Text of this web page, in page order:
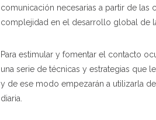
comunicación necesarias a partir de
complejidad en el desarrollo global de
Para estimular y fomentar el contacto
una serie de técnicas y estrategias que
y de ese modo empezarán a utilizarla
diaria.